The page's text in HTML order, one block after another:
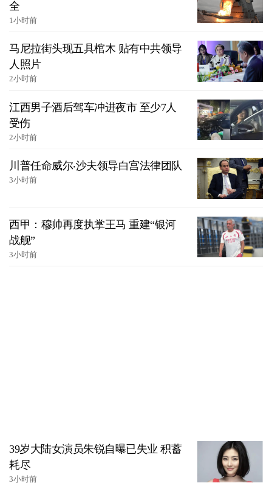
全
1小时前
马尼拉街头现五具棺木 贴有中共领导
人照片
2小时前
江西男子酒后驾车冲进夜市 至少7人
受伤
2小时前
川普任命威尔‧沙夫领导白宫法律团队
3小时前
西甲：穆帅再度执掌王马 重建“银河
战舰”
3小时前
39岁大陆女演员朱锐自曝已失业 积蓄
耗尽
3小时前